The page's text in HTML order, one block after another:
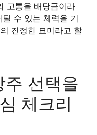
고통을 배당금이라
수 있는 체력을 기
진정한 묘미라고 할
주 선택을
체크리